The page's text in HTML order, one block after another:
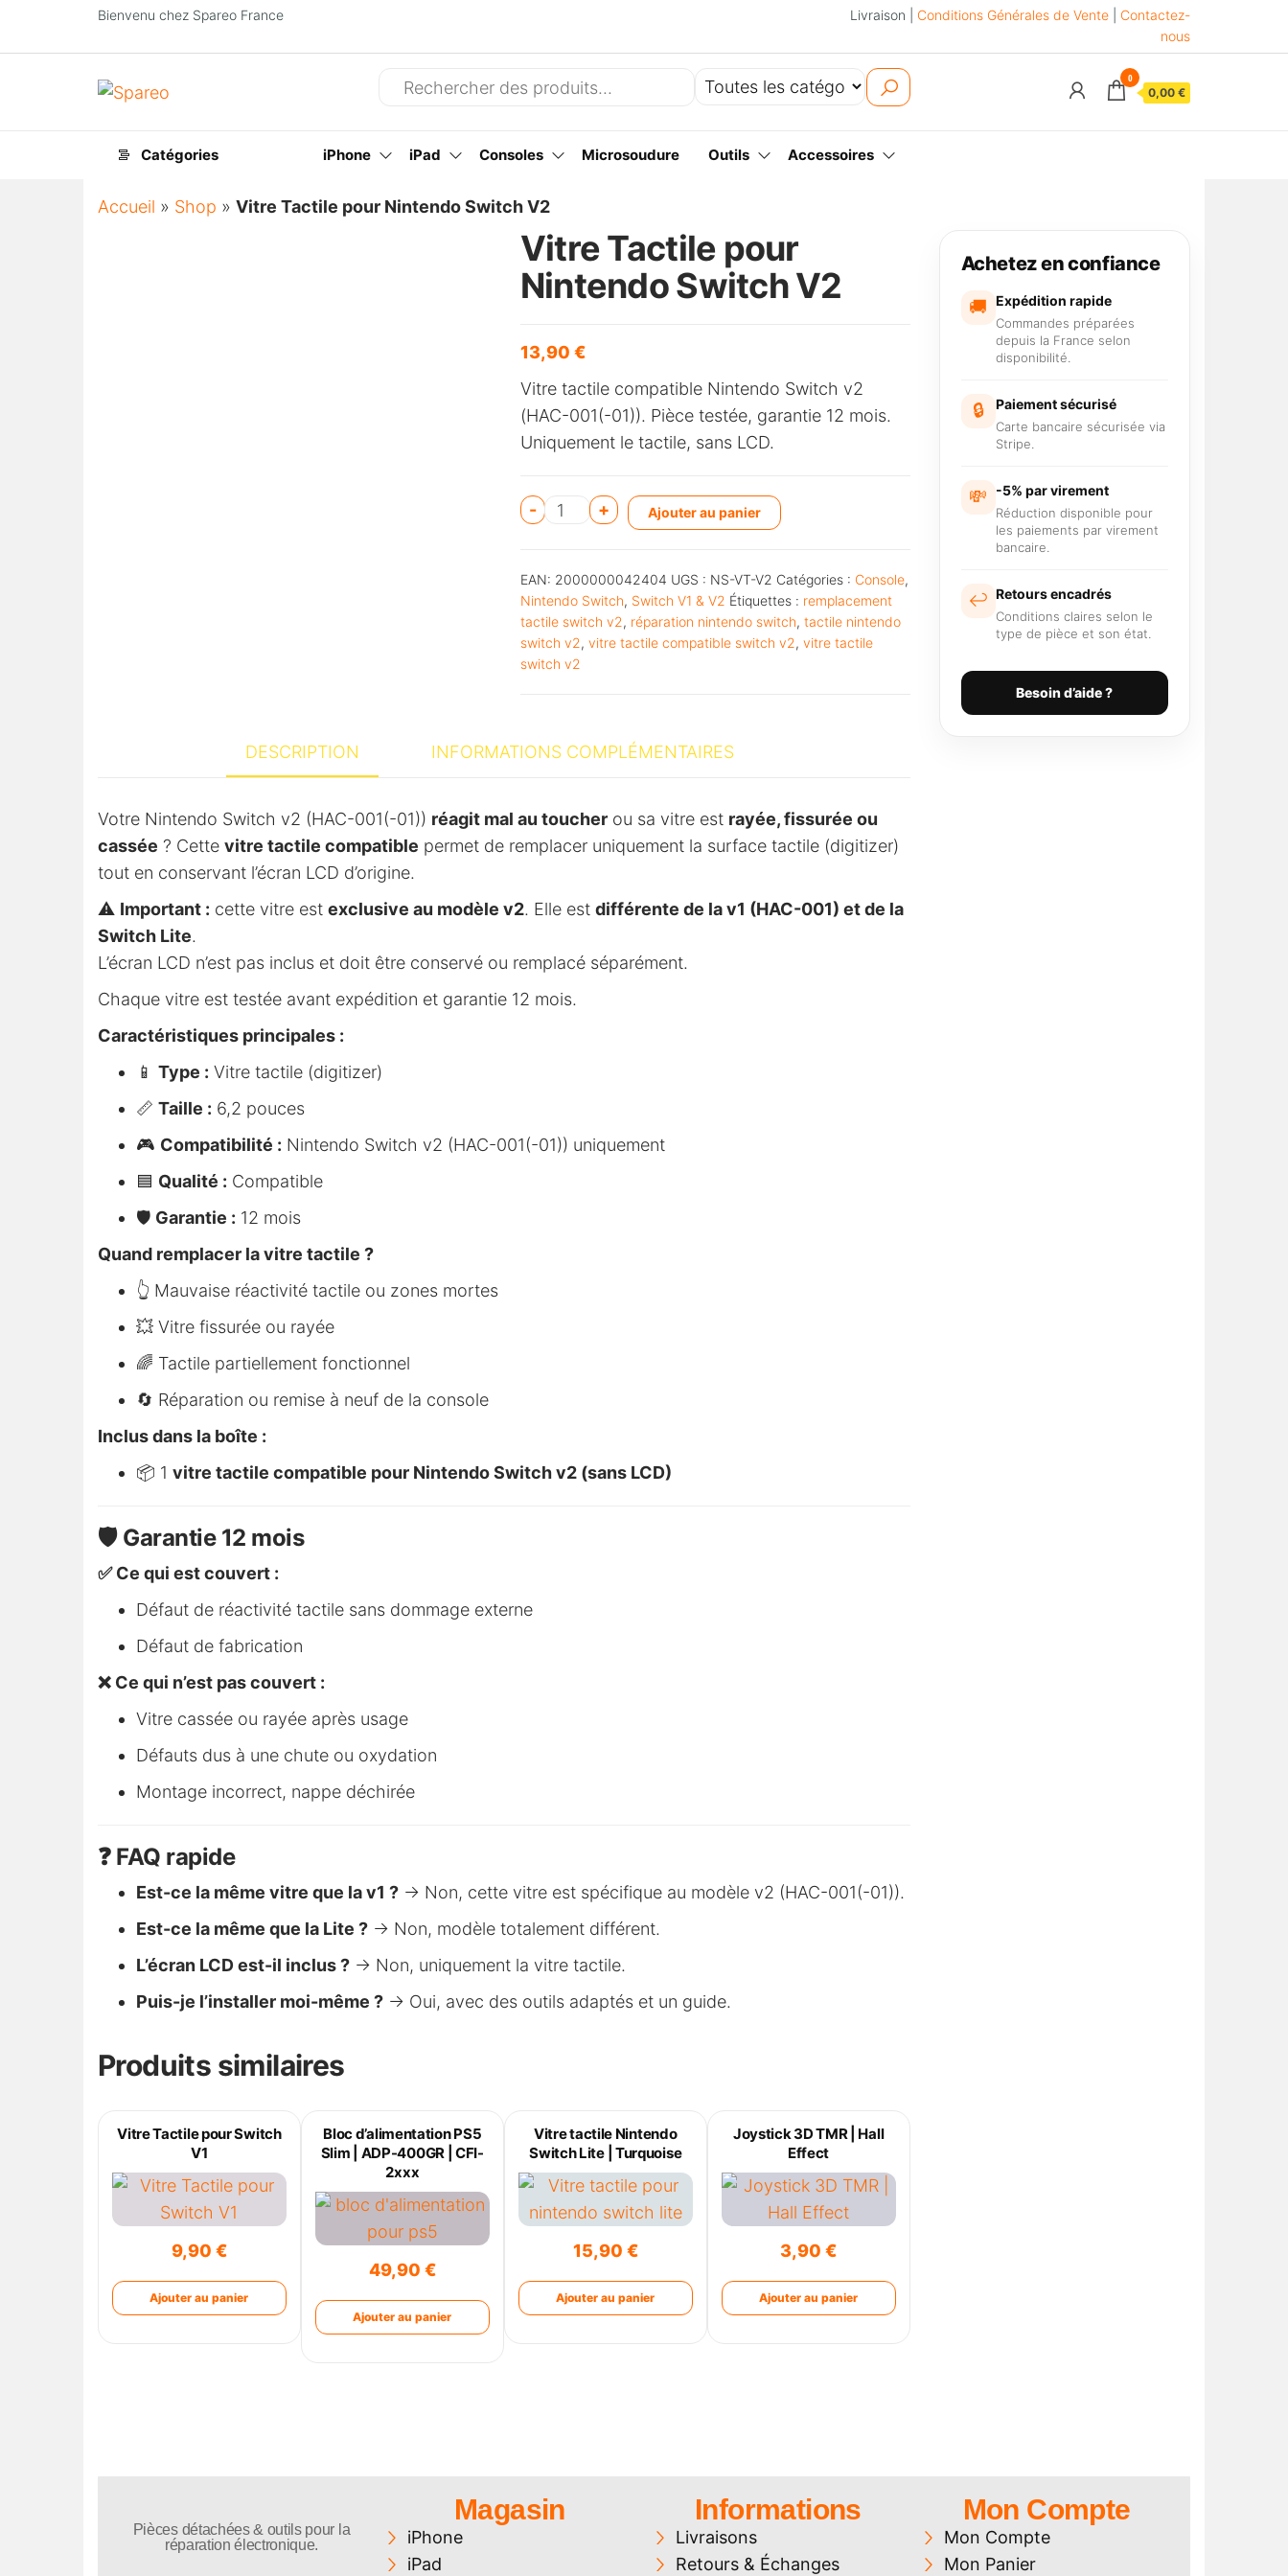
Bienvenu chez Spareo France Livraison | Conditions Générales de Vente
Contactez-
nous
0
0,00 €
Catégories iPhone iPad Consoles Microsoudure Outils Accessoires
Accueil » Shop » Vitre Tactile pour Nintendo Switch V2
Vitre Tactile pour
Nintendo Switch V2
13,90 €
Vitre tactile compatible Nintendo Switch v2
(HAC-001(-01)). Pièce testée, garantie 12 mois.
Uniquement le tactile, sans LCD.
- + Ajouter au panier
e
r
n
EAN: 2000000042404 UGS : NS-VT-V2 Catégories : Console,
Nintendo Switch, Switch V1 & V2 Étiquettes : remplacement
tactile switch v2, réparation nintendo switch, tactile nintendo
switch v2, vitre tactile compatible switch v2, vitre tactile
switch v2
DESCRIPTION INFORMATIONS COMPLÉMENTAIRES
Votre Nintendo Switch v2 (HAC-001(-01)) réagit mal au toucher ou sa vitre est rayée, fissurée ou
cassée ? Cette vitre tactile compatible permet de remplacer uniquement la surface tactile (digitizer)
tout en conservant l’écran LCD d’origine.
⚠️ Important : cette vitre est exclusive au modèle v2. Elle est différente de la v1 (HAC-001) et de la
Switch Lite.
L’écran LCD n’est pas inclus et doit être conservé ou remplacé séparément.
Chaque vitre est testée avant expédition et garantie 12 mois.
Caractéristiques principales :
📱 Type : Vitre tactile (digitizer)
📏 Taille : 6,2 pouces
🎮 Compatibilité : Nintendo Switch v2 (HAC-001(-01)) uniquement
🟦 Qualité : Compatible
🛡️ Garantie : 12 mois
Quand remplacer la vitre tactile ?
👆 Mauvaise réactivité tactile ou zones mortes
💥 Vitre fissurée ou rayée
🌈 Tactile partiellement fonctionnel
🔄 Réparation ou remise à neuf de la console
Inclus dans la boîte :
📦 1 vitre tactile compatible pour Nintendo Switch v2 (sans LCD)
🛡️ Garantie 12 mois
✅ Ce qui est couvert :
Défaut de réactivité tactile sans dommage externe
Défaut de fabrication
❌ Ce qui n’est pas couvert :
Vitre cassée ou rayée après usage
Défauts dus à une chute ou oxydation
Montage incorrect, nappe déchirée
❓ FAQ rapide
Est-ce la même vitre que la v1 ? → Non, cette vitre est spécifique au modèle v2 (HAC-001(-01)).
Est-ce la même que la Lite ? → Non, modèle totalement différent.
L’écran LCD est-il inclus ? → Non, uniquement la vitre tactile.
Puis-je l’installer moi-même ? → Oui, avec des outils adaptés et un guide.
Produits similaires
Vitre Tactile pour Switch
V1
9,90 €
Ajouter au panier
Bloc d’alimentation PS5
Slim | ADP-400GR | CFI-
2xxx
49,90 €
Ajouter au panier
Vitre tactile Nintendo
Switch Lite | Turquoise
15,90 €
Ajouter au panier
Joystick 3D TMR | Hall
Effect
3,90€
Ajouter au panier
Achetez en confiance
🚚 Expédition rapide
Commandes préparées
depuis la France selon
disponibilité.
🔒 Paiement sécurisé
Carte bancaire sécurisée via
Stripe.
💸 -5% par virement
Réduction disponible pour
les paiements par virement
bancaire.
↩️ Retours encadrés
Conditions claires selon le
type de pièce et son état.
Besoin d’aide ?
Pièces détachées & outils pour la
réparation électronique.
Magasin
iPhone
iPad
Informations
Livraisons
Retours & Échanges
Mon Compte
Mon Compte
Mon Panier